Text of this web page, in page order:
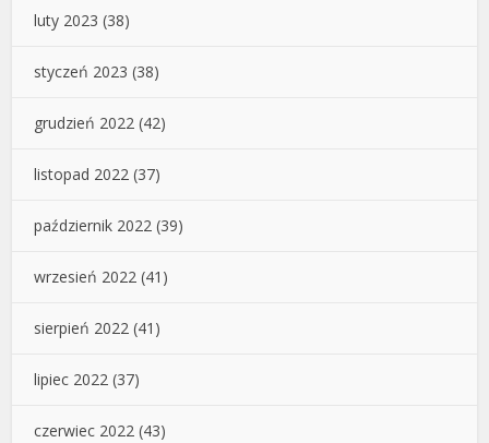
luty 2023 (38)
styczeń 2023 (38)
grudzień 2022 (42)
listopad 2022 (37)
październik 2022 (39)
wrzesień 2022 (41)
sierpień 2022 (41)
lipiec 2022 (37)
czerwiec 2022 (43)